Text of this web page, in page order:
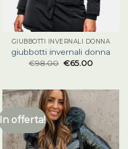
GIUBBOTTI INVERNALI DONNA
giubbotti invernali donna
€98.00 €65.00
In offerta!